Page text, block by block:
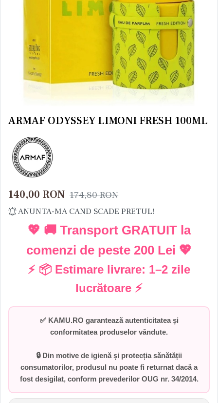
ARMAF ODYSSEY LIMONI FRESH 100ML
140,00 RON 174,80RON
ANUNTA-MA CAND SCADE PRETUL!
💖 🚚 Transport GRATUIT la
comenzi de peste 200 Lei 💖
⚡ 📦 Estimare livrare: 1–2 zile
lucrătoare ⚡
✅ KAMU.RO garantează autenticitatea și
conformitatea produselor vândute.
🔒 Din motive de igienă și protecția sănătății
consumatorilor, produsul nu poate fi returnat dacă a
fost desigilat, conform prevederilor OUG nr. 34/2014.